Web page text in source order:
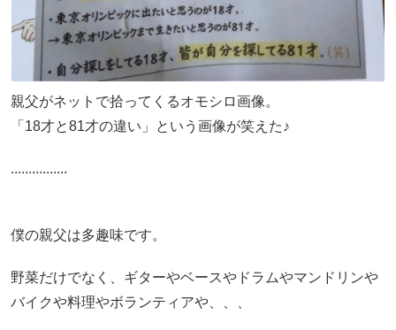
親父がネットで拾ってくるオモシロ画像。
「18才と81才の違い」という画像が笑えた♪
................
僕の親父は多趣味です。
野菜だけでなく、ギターやベースやドラムやマンドリンや
バイクや料理やボランティアや、、、